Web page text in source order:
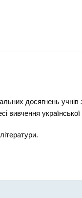
досягнень
вивчення української